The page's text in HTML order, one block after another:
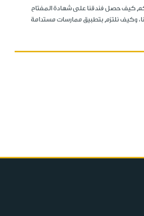
كيف حصل فندقنا على شهادة المفتاح
وكيف نلتزم بتطبيق ممارسات مستدامة